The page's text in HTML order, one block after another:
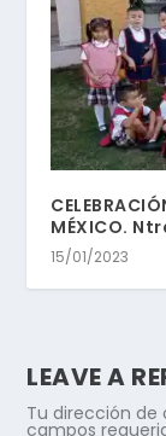
MÉXICO.
15/01/2023
LEAVE A
Tu dirección de
campos